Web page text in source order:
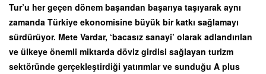
Tur’u her geçen dönem başarıdan başarıya taşıyarak aynı
zamanda Türkiye ekonomisine büyük bir katkı sağlamayı
sürdürüyor. Mete Vardar, ‘bacasız sanayi’ olarak adlandırılan
ve ülkeye önemli miktarda döviz girdisi sağlayan turizm
sektöründe gerçekleştirdiği yatırımlar ve sunduğu A plus